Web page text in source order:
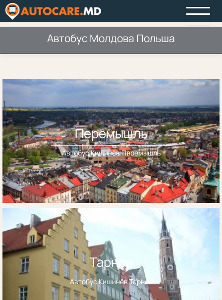
Автобус Молдова Польша
Перемышль
Автобус Кишинёв Перемышль
Тарнов
Автобус Кишинёв Тарнов